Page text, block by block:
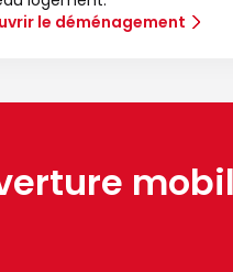
le déménagement